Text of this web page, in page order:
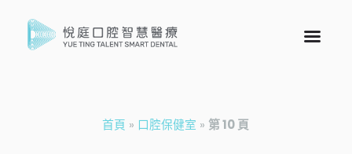
首頁 » 口腔保健室 » 第 10 頁